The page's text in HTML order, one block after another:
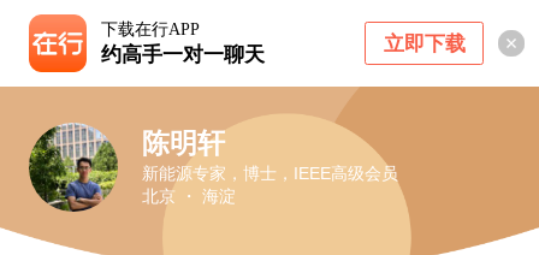
下载在行APP
约高手一对一聊天 立即下载
陈明轩
新能源专家，博士，IEEE高级会员
北京 ・ 海淀